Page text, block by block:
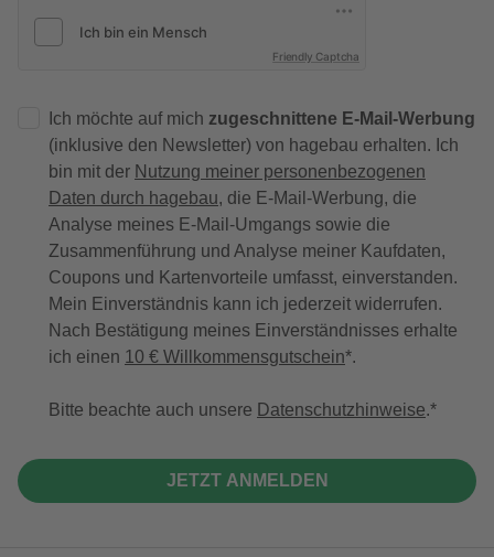
Friendly Captcha
Ich möchte auf mich zugeschnittene E-Mail-Werbung
(inklusive den Newsletter) von hagebau erhalten. Ich
bin mit der Nutzung meiner personenbezogenen
Daten durch hagebau, die E-Mail-Werbung, die
Analyse meines E-Mail-Umgangs sowie die
Zusammenführung und Analyse meiner Kaufdaten,
Coupons und Kartenvorteile umfasst, einverstanden.
Mein Einverständnis kann ich jederzeit widerrufen.
Nach Bestätigung meines Einverständnisses erhalte
ich einen 10 € Willkommensgutschein*.
Bitte beachte auch unsere Datenschutzhinweise.
JETZT ANMELDEN